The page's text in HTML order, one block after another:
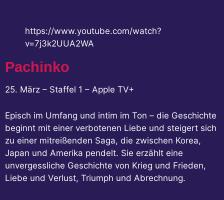
https://www.youtube.com/watch?
v=7j3k2UUA2WA
Pachinko
25. März – Staffel 1 – Apple TV+
Episch im Umfang und intim im Ton – die Geschichte
beginnt mit einer verbotenen Liebe und steigert sich
zu einer mitreißenden Saga, die zwischen Korea,
Japan und Amerika pendelt. Sie erzählt eine
unvergessliche Geschichte von Krieg und Frieden,
Liebe und Verlust, Triumph und Abrechnung.